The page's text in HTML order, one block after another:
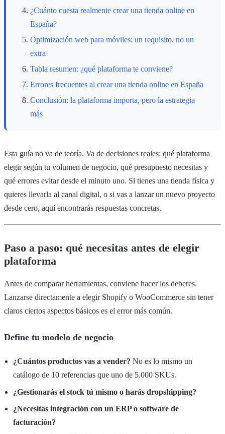
¿Cuánto cuesta realmente crear una tienda online en
España?
Optimización web para móviles: un requisito, no un
extra
Tabla resumen: ¿qué plataforma te conviene?
Errores frecuentes al crear una tienda online en España
Conclusión: la plataforma importa, pero la estrategia
más
Esta guía no va de teoría. Va de decisiones reales: qué plataforma
elegir según tu volumen de negocio, qué presupuesto necesitas y
qué errores evitar desde el minuto uno. Si tienes una tienda física y
quieres llevarla al canal digital, o si vas a lanzar un nuevo proyecto
desde cero, aquí encontrarás respuestas concretas.
Paso a paso: qué necesitas antes de elegir
plataforma
Antes de comparar herramientas, conviene hacer los deberes.
Lanzarse directamente a elegir Shopify o WooCommerce sin tener
claros ciertos aspectos básicos es el error más común.
Define tu modelo de negocio
¿Cuántos productos vas a vender? No es lo mismo un
catálogo de 10 referencias que uno de 5.000 SKUs.
¿Gestionarás el stock tú mismo o harás dropshipping?
¿Necesitas integración con un ERP o software de
facturación?